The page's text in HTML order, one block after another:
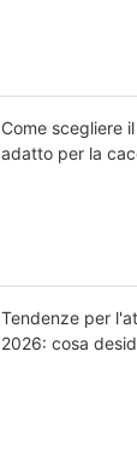
Come scegliere
adatto per la
Tendenze per
2026: cosa